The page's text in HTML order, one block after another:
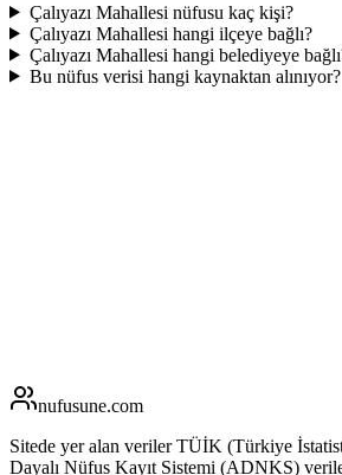
Çalıyazı Mahallesi nüfusu kaç kişi?
Çalıyazı Mahallesi hangi ilçeye bağlı?
Çalıyazı Mahallesi hangi belediyeye
Bu nüfus verisi hangi kaynaktan alınıyor?
nufusune.com
Sitede yer alan veriler TÜİK (Türkiye
Dayalı Nüfus Kayıt Sistemi (ADNKS)